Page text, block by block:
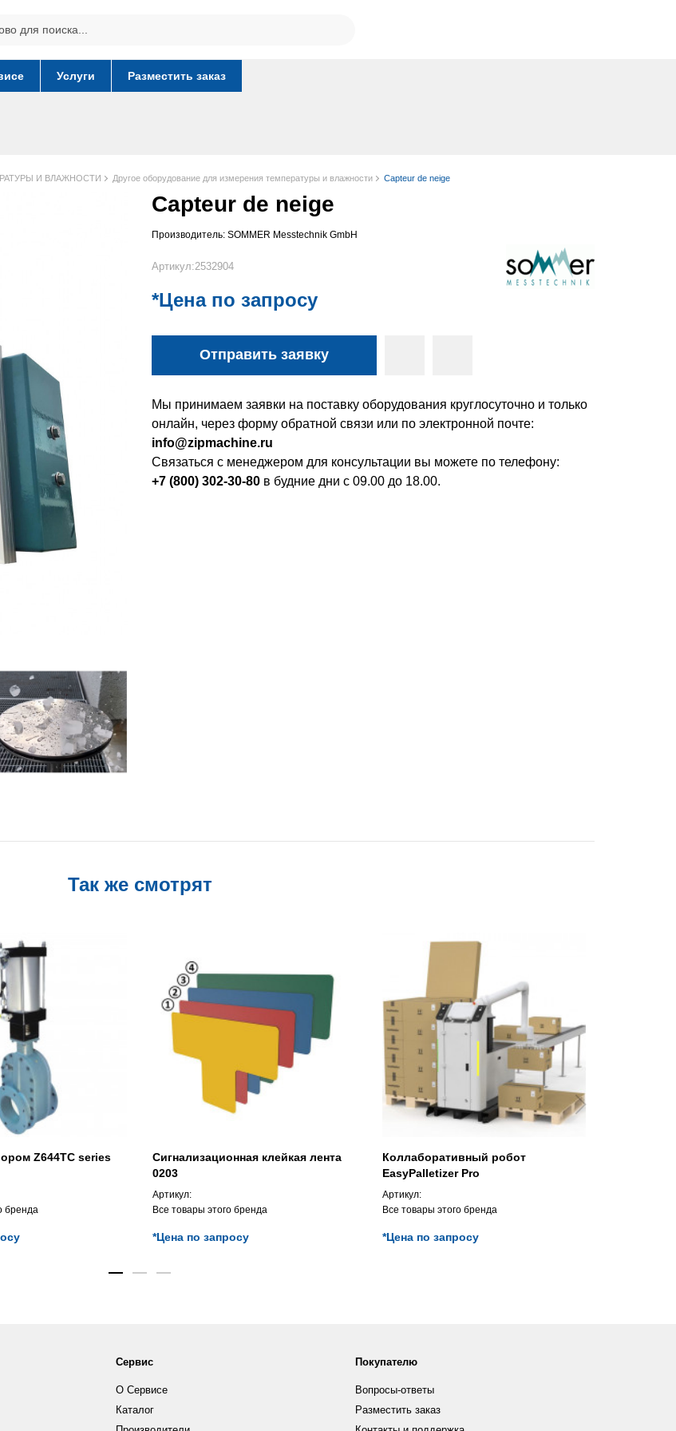
Услуги Разместить заказ
И ВЛАЖНОСТИ Другое оборудование для измерения температуры и влажности Capteur de neige
Capteur de neige
Производитель: SOMMER Messtechnik GmbH
Артикул:2532904
*Цена по запросу
Отправить заявку
Мы принимаем заявки на поставку оборудования круглосуточно и только
онлайн, через форму обратной связи или по электронной почте:
info@zipmachine.ru
Связаться с менеджером для консультации вы можете по телефону:
+7 (800) 302-30-80 в будние дни с 09.00 до 18.00.
Так же смотрят
Z644TC series
бренда
Сигнализационная клейкая лента
0203
Артикул:
Все товары этого бренда
*Цена по запросу
Коллаборативный робот
EasyPalletizer Pro
Артикул:
Все товары этого бренда
*Цена по запросу
Сервис
О Сервисе
Каталог
Покупателю
Вопросы-ответы
Разместить заказ